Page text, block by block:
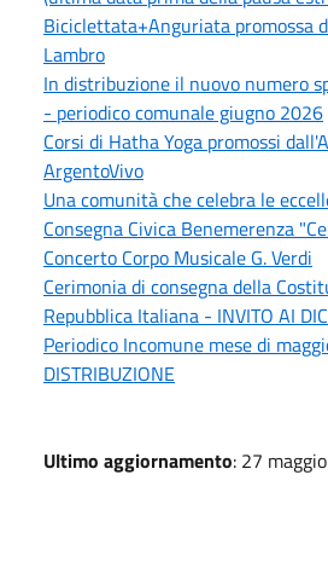
Biciclettata+Anguriata promossa
Lambro
In distribuzione il nuovo numero
- periodico comunale giugno 2026
Corsi di Hatha Yoga promossi
ArgentoVivo
Una comunità che celebra le
Consegna Civica Benemerenza
Concerto Corpo Musicale G. Verdi
Cerimonia di consegna della
Repubblica Italiana - INVITO AI
Periodico Incomune mese di
DISTRIBUZIONE
Ultimo aggiornamento: 27